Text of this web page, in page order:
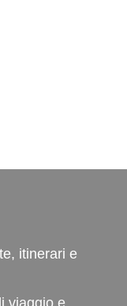
itinerari e
viaggio e